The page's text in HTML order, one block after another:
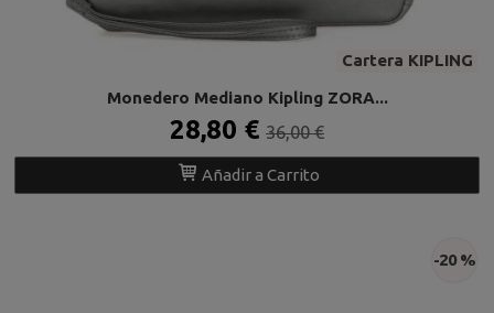
Cartera KIPLING
Monedero Mediano Kipling ZORA...
28,80 € 36,00 €
Añadir a Carrito
-20 %